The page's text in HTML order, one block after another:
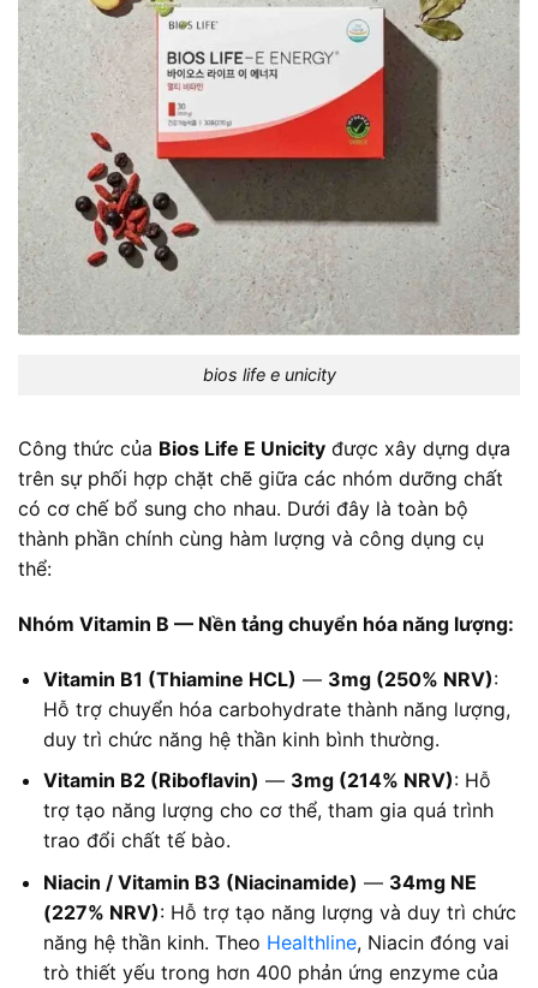
bios life e unicity
Công thức của Bios Life E Unicity được xây dựng dựa
trên sự phối hợp chặt chẽ giữa các nhóm dưỡng chất
có cơ chế bổ sung cho nhau. Dưới đây là toàn bộ
thành phần chính cùng hàm lượng và công dụng cụ
thể:
Nhóm Vitamin B — Nền tảng chuyển hóa năng lượng:
Vitamin B1 (Thiamine HCL) — 3mg (250% NRV):
Hỗ trợ chuyển hóa carbohydrate thành năng lượng,
duy trì chức năng hệ thần kinh bình thường.
Vitamin B2 (Riboflavin) — 3mg (214% NRV): Hỗ
trợ tạo năng lượng cho cơ thể, tham gia quá trình
trao đổi chất tế bào.
Niacin / Vitamin B3 (Niacinamide) — 34mg NE
(227% NRV): Hỗ trợ tạo năng lượng và duy trì chức
năng hệ thần kinh. Theo Healthline, Niacin đóng vai
trò thiết yếu trong hơn 400 phản ứng enzyme của